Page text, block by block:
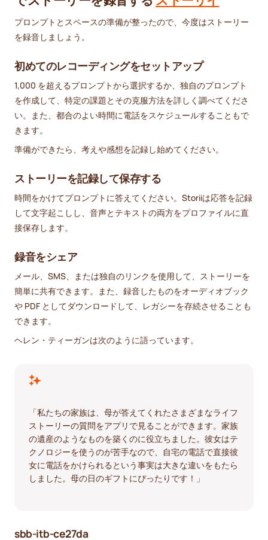
プロンプトとスペースの準備が整ったので、今度はストーリー
を録音しましょう。
初めてのレコーディングをセットアップ
1,000 を超えるプロンプトから選択するか、独自のプロンプト
を作成して、特定の課題とその克服方法を詳しく調べてくださ
い。また、都合のよい時間に電話をスケジュールすることもで
きます。
準備ができたら、考えや感想を記録し始めてください。
ストーリーを記録して保存する
時間をかけてプロンプトに答えてください。Storiiは応答を記録
して文字起こしし、音声とテキストの両方をプロファイルに直
接保存します。
録音をシェア
メール、SMS、または独自のリンクを使用して、ストーリーを
簡単に共有できます。また、録音したものをオーディオブック
や PDF としてダウンロードして、レガシーを存続させることも
できます。
ヘレン・ティーガンは次のように語っています。
「私たちの家族は、母が答えてくれたさまざまなライフ
ストーリーの質問をアプリで見ることができます。家族
の遺産のようなものを築くのに役立ちました。彼女はテ
クノロジーを使うのが苦手なので、自宅の電話で直接彼
女に電話をかけられるという事実は大きな違いをもたら
しました。母の日のギフトにぴったりです！」
sbb-itb-ce27da